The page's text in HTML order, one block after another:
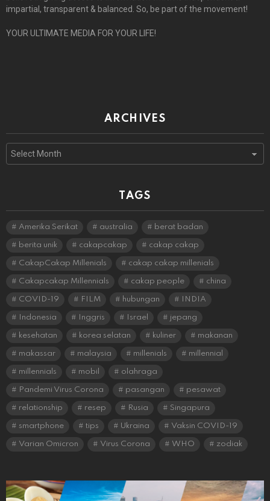
impartial, transparent & balanced. So, be part of the movement!
YOUR ULTIMATE MEDIA FOR YOUR LIFE!
ARCHIVES
TAGS
Amerika Serikat australia berat badan
berita unik cakapcakap cakap cakap
CakapCakap Millenials cakap cakap millenials
Cakapcakap Millennials cakap people china
COVID-19 FILM hubungan INDIA
Indonesia Inggris Israel jepang
kesehatan korea selatan kuliner makanan
makassar malaysia millenials millennial
millennials mobil olahraga
Pandemi Virus Corona pasangan pesawat
relationship resep Rusia Singapura
smartphone tips Ukraina Vaksin COVID-19
Varian Omicron Virus Corona WHO zodiak